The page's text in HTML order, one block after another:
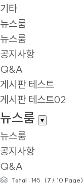
기타
뉴스룸
뉴스룸
공지사항
Q&A
게시판 테스트
게시판 테스트02
뉴스룸 ▼
뉴스룸
공지사항
Q&A
Total : 145 (7 / 10 Page)